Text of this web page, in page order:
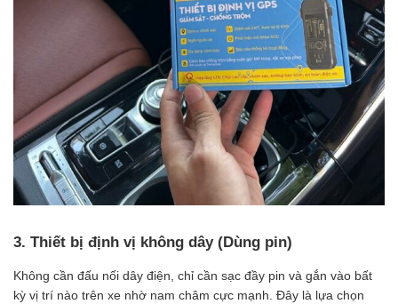
3. Thiết bị định vị không dây (Dùng pin)
Không cần đấu nối dây điện, chỉ cần sạc đầy pin và gắn vào bất
kỳ vị trí nào trên xe nhờ nam châm cực mạnh. Đây là lựa chọn